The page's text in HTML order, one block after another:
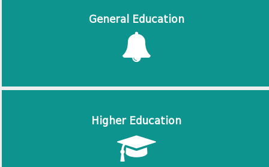
General Education
Higher Education